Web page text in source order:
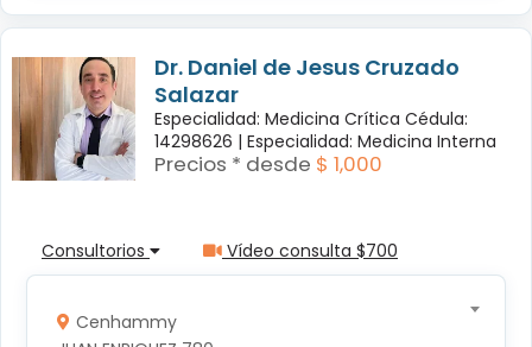
Dr. Daniel de Jesus Cruzado
Salazar
Especialidad: Medicina Crítica Cédula:
14298626 | Especialidad: Medicina Interna
Precios * desde $ 1,000
Consultorios Vídeo consulta $700
Cenhammy